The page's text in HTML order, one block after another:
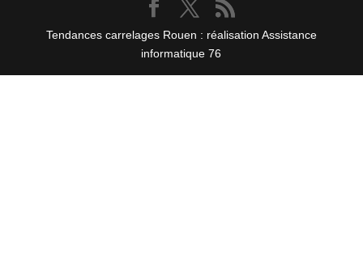
Tendances carrelages Rouen : réalisation Assistance
informatique 76